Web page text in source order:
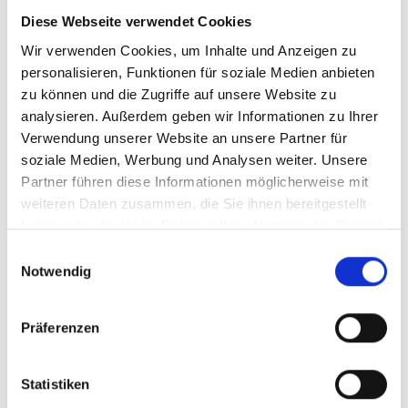
Diese Webseite verwendet Cookies
Wir verwenden Cookies, um Inhalte und Anzeigen zu
personalisieren, Funktionen für soziale Medien anbieten
zu können und die Zugriffe auf unsere Website zu
analysieren. Außerdem geben wir Informationen zu Ihrer
Verwendung unserer Website an unsere Partner für
soziale Medien, Werbung und Analysen weiter. Unsere
Partner führen diese Informationen möglicherweise mit
weiteren Daten zusammen, die Sie ihnen bereitgestellt
haben oder die sie im Rahmen Ihrer Nutzung der Dienste
Notwendig
Präferenzen
Statistiken
Art.Nr. 42113570
pro Stück (inkl. MwSt. zzgl. Versandkosten für
Grossartikel)
4.849,00 EUR
Z.Z. nicht verfügbar
CENTURION Backfire Fit
R2000 S 29" 39cm
Art.Nr. 42113540
Grossartikel